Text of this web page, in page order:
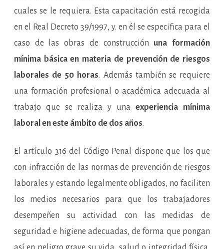
cuales se le requiera. Esta capacitación está recogida
en el Real Decreto 39/1997, y. en él se especifica para el
caso de las obras de construcción una formación
mínima básica en materia de prevención de riesgos
laborales de 50 horas. Además también se requiere
una formación profesional o académica adecuada al
trabajo que se realiza y una experiencia mínima
laboral en este ámbito de dos años.
El artículo 316 del Código Penal dispone que los que
con infracción de las normas de prevención de riesgos
laborales y estando legalmente obligados, no faciliten
los medios necesarios para que los trabajadores
desempeñen su actividad con las medidas de
seguridad e higiene adecuadas, de forma que pongan